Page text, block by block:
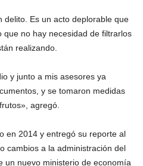
delito. Es un acto deplorable que
no hay necesidad de filtrarlos
realizando.
y junto a mis asesores ya
y se tomaron medidas
agregó.
en 2014 y entregó su reporte al
cambios a la administración del
un nuevo ministerio de economía